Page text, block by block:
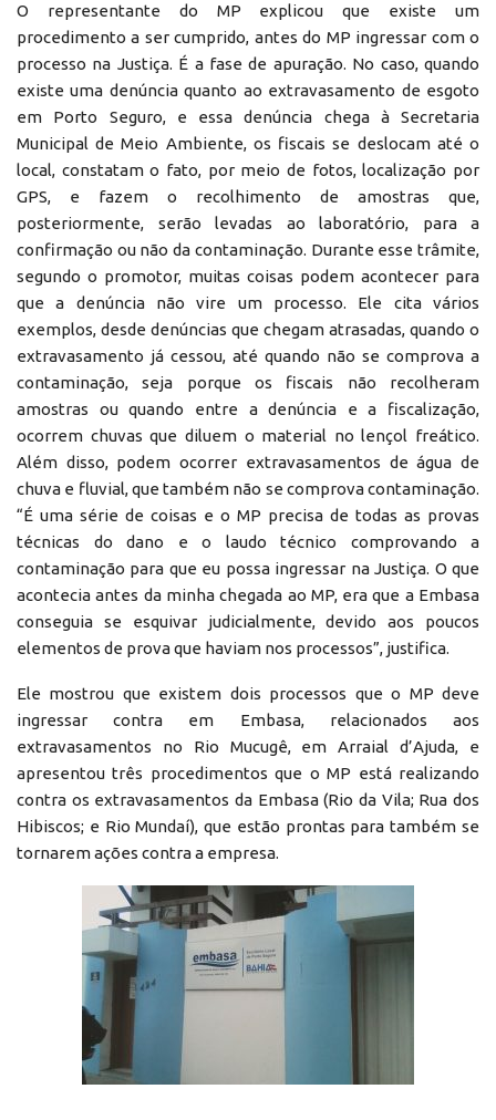
O representante do MP explicou que existe um
procedimento a ser cumprido, antes do MP ingressar com o
processo na Justiça. É a fase de apuração. No caso, quando
existe uma denúncia quanto ao extravasamento de esgoto
em Porto Seguro, e essa denúncia chega à Secretaria
Municipal de Meio Ambiente, os fiscais se deslocam até o
local, constatam o fato, por meio de fotos, localização por
GPS, e fazem o recolhimento de amostras que,
posteriormente, serão levadas ao laboratório, para a
confirmação ou não da contaminação. Durante esse trâmite,
segundo o promotor, muitas coisas podem acontecer para
que a denúncia não vire um processo. Ele cita vários
exemplos, desde denúncias que chegam atrasadas, quando o
extravasamento já cessou, até quando não se comprova a
contaminação, seja porque os fiscais não recolheram
amostras ou quando entre a denúncia e a fiscalização,
ocorrem chuvas que diluem o material no lençol freático.
Além disso, podem ocorrer extravasamentos de água de
chuva e fluvial, que também não se comprova contaminação.
“É uma série de coisas e o MP precisa de todas as provas
técnicas do dano e o laudo técnico comprovando a
contaminação para que eu possa ingressar na Justiça. O que
acontecia antes da minha chegada ao MP, era que a Embasa
conseguia se esquivar judicialmente, devido aos poucos
elementos de prova que haviam nos processos”, justifica.
Ele mostrou que existem dois processos que o MP deve
ingressar contra em Embasa, relacionados aos
extravasamentos no Rio Mucugê, em Arraial d’Ajuda, e
apresentou três procedimentos que o MP está realizando
contra os extravasamentos da Embasa (Rio da Vila; Rua dos
Hibiscos; e Rio Mundaí), que estão prontas para também se
tornarem ações contra a empresa.